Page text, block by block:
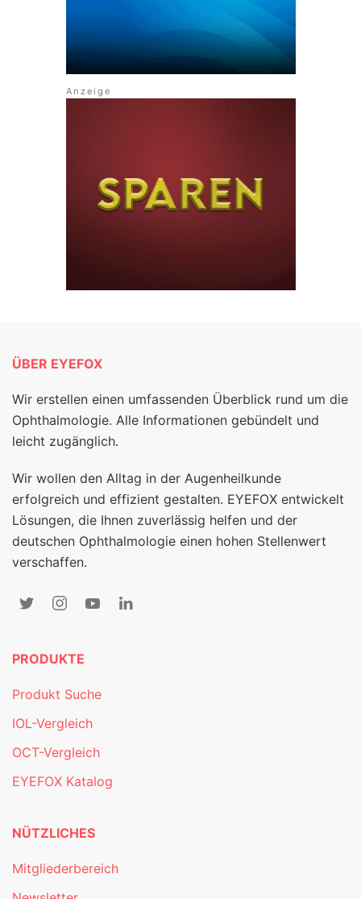
ÜBER EYEFOX
Wir erstellen einen umfassenden Überblick rund um die
Ophthalmologie. Alle Informationen gebündelt und
leicht zugänglich.
Wir wollen den Alltag in der Augenheilkunde
erfolgreich und effizient gestalten. EYEFOX entwickelt
Lösungen, die Ihnen zuverlässig helfen und der
deutschen Ophthalmologie einen hohen Stellenwert
verschaffen.
PRODUKTE
Produkt Suche
IOL-Vergleich
OCT-Vergleich
EYEFOX Katalog
NÜTZLICHES
Mitgliederbereich